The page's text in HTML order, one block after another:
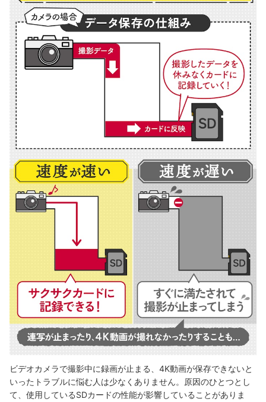
ビデオカメラで撮影中に録画が止まる、4K動画が保存できないと
いったトラブルに悩む人は少なくありません。原因のひとつとし
て、使用しているSDカードの性能が影響していることがありま